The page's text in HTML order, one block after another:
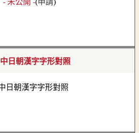
- 未公開 -(申請)
中日朝漢字字形對照